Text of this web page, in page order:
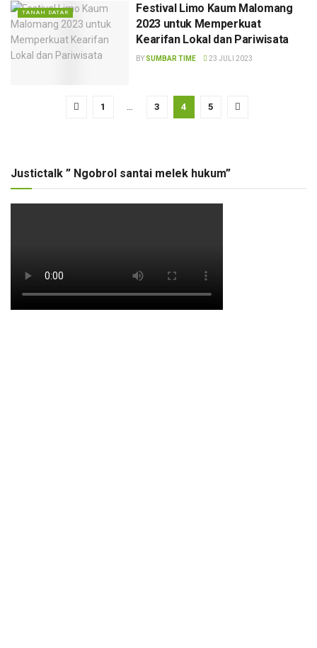
TANAH DATAR
Festival Limo Kaum Malomang
2023 untuk Memperkuat
Kearifan Lokal dan Pariwisata
BY SUMBAR TIME 23 JULI 2023
1 … 3 4 5
Justictalk ” Ngobrol santai melek hukum”